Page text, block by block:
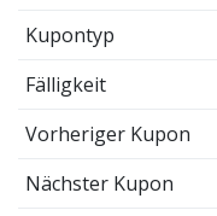
Kupontyp
Fälligkeit
Vorheriger Kupon
Nächster Kupon